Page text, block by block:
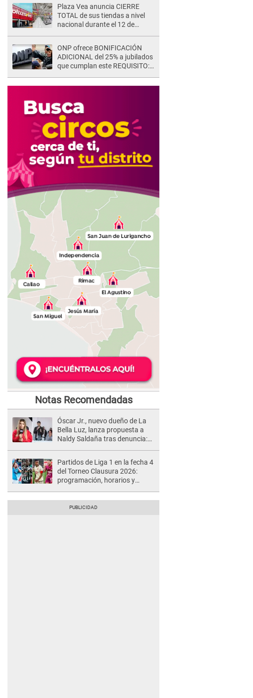
Plaza Vea anuncia CIERRE
TOTAL de sus tiendas a nivel
nacional durante el 12 de
ONP ofrece BONIFICACIÓN
ADICIONAL del 25% a jubilados
que cumplan este REQUISITO:
Notas Recomendadas
Óscar Jr., nuevo dueño de La
Bella Luz, lanza propuesta a
Naldy Saldaña tras denuncia:
Partidos de Liga 1 en la fecha 4
del Torneo Clausura 2026:
programación, horarios y